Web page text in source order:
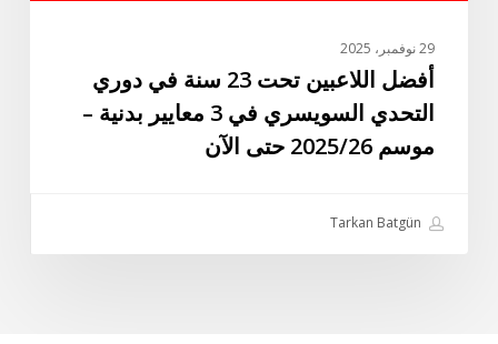
موسم
2025/26
29 نوفمبر، 2025
أفضل اللاعبين تحت 23 سنة في دوري
التحدي السويسري في 3 معايير بدنية –
موسم 2025/26 حتى الآن